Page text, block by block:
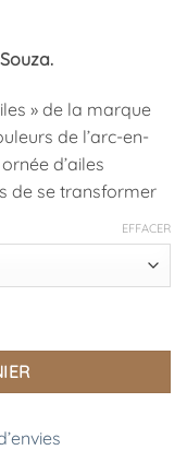
» de la marque
de l’arc-en-
d’ailes
de se transformer
EFFACER
Ailes, Souza.